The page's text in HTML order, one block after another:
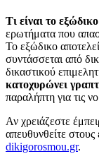
Τι είναι το
ερωτήματα που
Το εξώδικο
συντάσσεται από
δικαστικού
κατοχυρώνει
παραλήπτη για τις
Αν χρειάζεστε
απευθυνθείτε στους
dikigorosmou.gr.